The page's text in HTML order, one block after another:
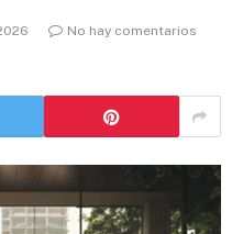
No hay comentarios